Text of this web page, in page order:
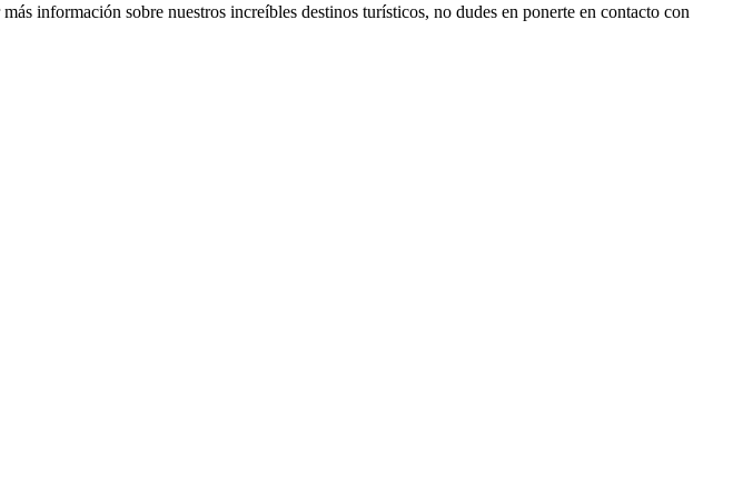
información sobre nuestros increíbles destinos turísticos, no dudes en ponerte en contacto con